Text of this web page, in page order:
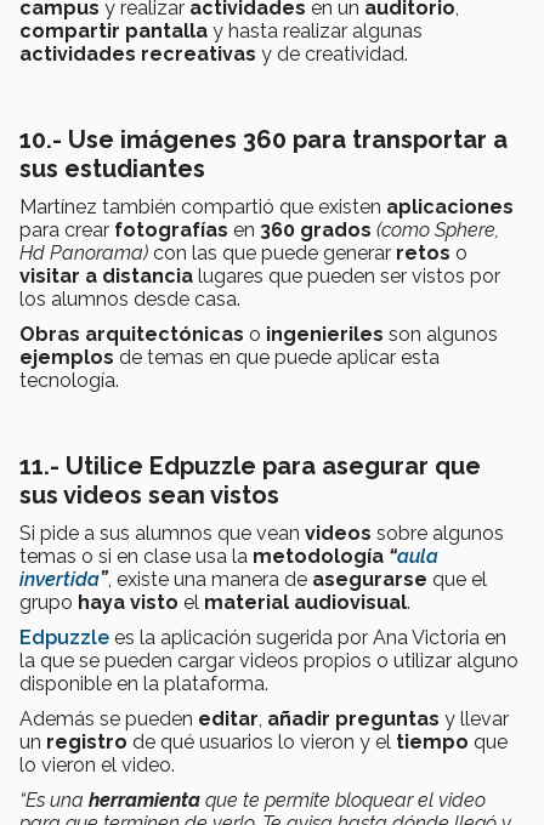
campus y realizar actividades en un auditorio,
compartir pantalla y hasta realizar algunas
actividades recreativas y de creatividad.
10.- Use imágenes 360 para transportar a
sus estudiantes
Martínez también compartió que existen aplicaciones
para crear fotografías en 360 grados (como Sphere,
Hd Panorama) con las que puede generar retos o
visitar a distancia lugares que pueden ser vistos por
los alumnos desde casa.
Obras arquitectónicas o ingenieriles son algunos
ejemplos de temas en que puede aplicar esta
tecnología.
11.- Utilice Edpuzzle para asegurar que
sus videos sean vistos
Si pide a sus alumnos que vean videos sobre algunos
temas o si en clase usa la metodología “aula
invertida”, existe una manera de asegurarse que el
grupo haya visto el material audiovisual.
Edpuzzle es la aplicación sugerida por Ana Victoria en
la que se pueden cargar videos propios o utilizar alguno
disponible en la plataforma.
Además se pueden editar, añadir preguntas y llevar
un registro de qué usuarios lo vieron y el tiempo que
lo vieron el video.
“Es una herramienta que te permite bloquear el video